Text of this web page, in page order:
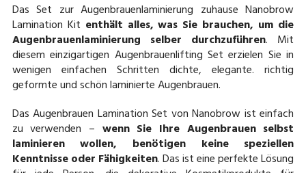
Das Set zur Augenbrauenlaminierung zuhause Nanobrow
Lamination Kit enthält alles, was Sie brauchen, um die
Augenbrauenlaminierung selber durchzuführen. Mit
diesem einzigartigen Augenbrauenlifting Set erzielen Sie in
wenigen einfachen Schritten dichte, elegante. richtig
geformte und schön laminierte Augenbrauen.
Das Augenbrauen Lamination Set von Nanobrow ist einfach
zu verwenden – wenn Sie Ihre Augenbrauen selbst
laminieren wollen, benötigen keine speziellen
Kenntnisse oder Fähigkeiten. Das ist eine perfekte Lösung